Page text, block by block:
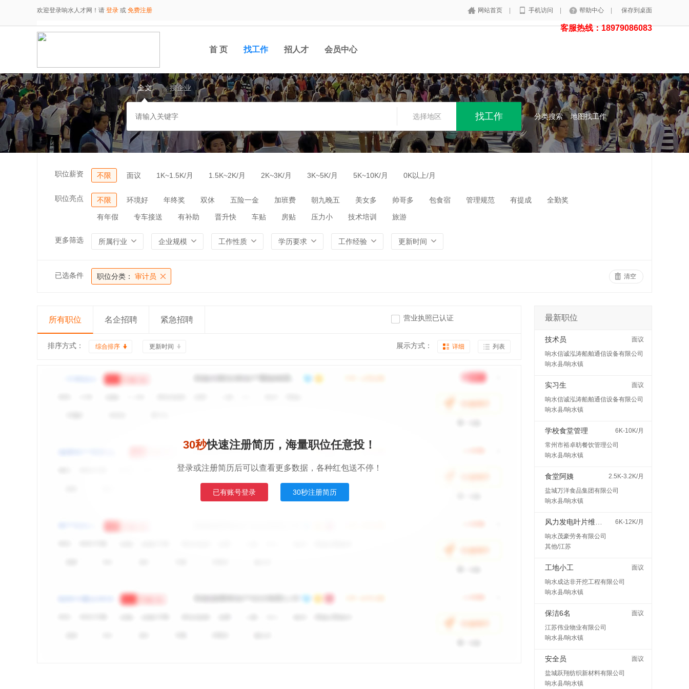
欢迎登录响水人才网！请 登录 或 免费注册 网站首页 手机访问 帮助中心 保存到桌面
客服热线：18979086083
首 页 找工作 招人才 会员中心
全文 搜企业
选择地区 分类搜索 地图找工作
职位薪资 不限 面议 1K~1.5K/月 1.5K~2K/月 2K~3K/月 3K~5K/月 5K~10K/月 0K以上/月
职位亮点 不限 环境好 年终奖 双休 五险一金 加班费 朝九晚五 美女多 帅哥多 包食宿 管理规范 有提成 全勤奖
有年假 专车接送 有补助 晋升快 车贴 房贴 压力小 技术培训 旅游
更多筛选 所属行业 企业规模 工作性质 学历要求 工作经验 更新时间
已选条件 职位分类： 审计员 清空
所有职位 名企招聘 紧急招聘 营业执照已认证
排序方式： 综合排序 更新时间 展示方式： 详细 列表
30秒快速注册简历，海量职位任意投！
登录或注册简历后可以查看更多数据，各种红包送不停！
已有账号登录 30秒注册简历
最新职位
技术员
面议
响水信诚泓涛船舶通信设备有限公司
响水县/响水镇
实习生
面议
响水信诚泓涛船舶通信设备有限公司
响水县/响水镇
学校食堂管理
6K-10K/月
常州市裕卓昉餐饮管理公司
响水县/响水镇
食堂阿姨
2.5K-3.2K/月
盐城万洋食品集团有限公司
响水县/响水镇
6K-12K/月
响水茂豪劳务有限公司
其他/江苏
工地小工
面议
响水成达非开挖工程有限公司
响水县/响水镇
保洁6名
面议
江苏伟业物业有限公司
响水县/响水镇
安全员
面议
盐城跃翔纺织新材料有限公司
响水县/响水镇